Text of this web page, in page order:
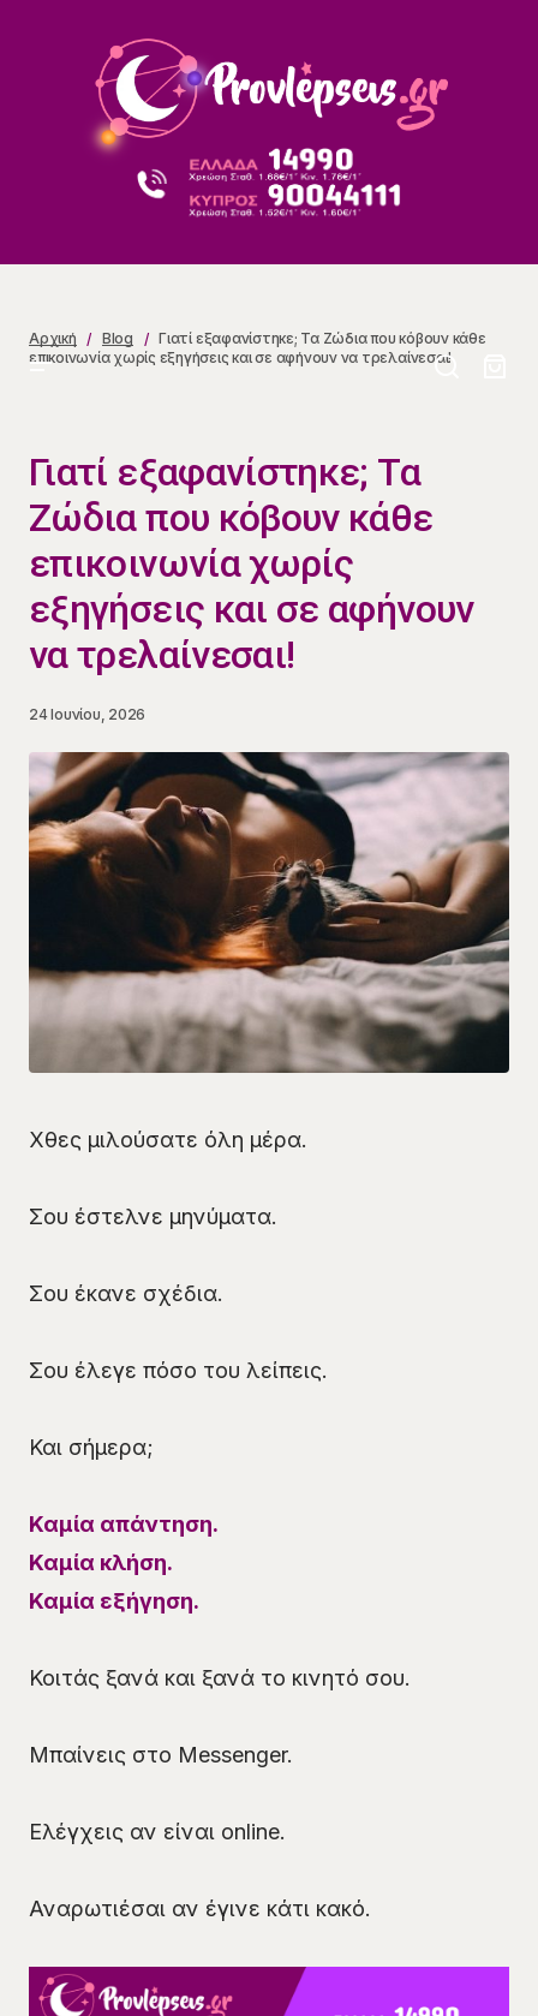
Αρχική Blog
Γιατί εξαφανίστηκε; Τα Ζώδια που κόβουν κάθε
επικοινωνία χωρίς εξηγήσεις και σε αφήνουν να τρελαίνεσαι!
Γιατί εξαφανίστηκε; Τα
Ζώδια που κόβουν κάθε
επικοινωνία χωρίς
εξηγήσεις και σε αφήνουν
να τρελαίνεσαι!
24 Ιουνίου, 2026
Χθες μιλούσατε όλη μέρα.
Σου έστελνε μηνύματα.
Σου έκανε σχέδια.
Σου έλεγε πόσο του λείπεις.
Και σήμερα;
Καμία απάντηση.
Καμία κλήση.
Καμία εξήγηση.
Κοιτάς ξανά και ξανά το κινητό σου.
Μπαίνεις στο Messenger.
Ελέγχεις αν είναι online.
Αναρωτιέσαι αν έγινε κάτι κακό.